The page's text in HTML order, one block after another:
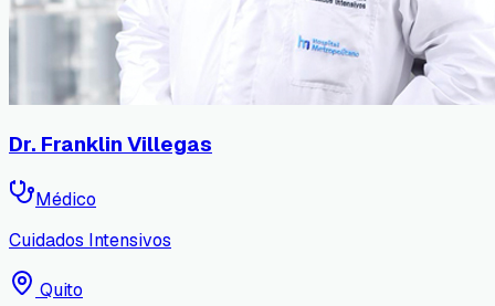
Dr. Franklin Villegas
Médico
Cuidados Intensivos
Quito